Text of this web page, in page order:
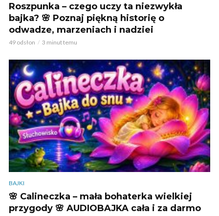
Roszpunka – czego uczy ta niezwykła
bajka? 🌸 Poznaj piękną historię o
odwadze, marzeniach i nadziei
49 odsłon 3 minut temu
BAJKI
🌸 Calineczka – mała bohaterka wielkiej
przygody 🌸 AUDIOBAJKA cała i za darmo